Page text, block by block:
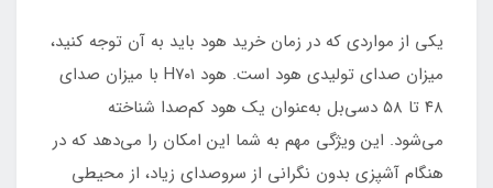
یکی از مواردی که در زمان خرید هود باید به آن توجه کنید،
میزان صدای تولیدی هود است. هود H۷۰۱ با میزان صدای
۴۸ تا ۵۸ دسی‌بل به‌عنوان یک هود کم‌صدا شناخته
می‌شود. این ویژگی مهم به شما این امکان را می‌دهد که در
هنگام آشپزی بدون نگرانی از سروصدای زیاد، از محیطی